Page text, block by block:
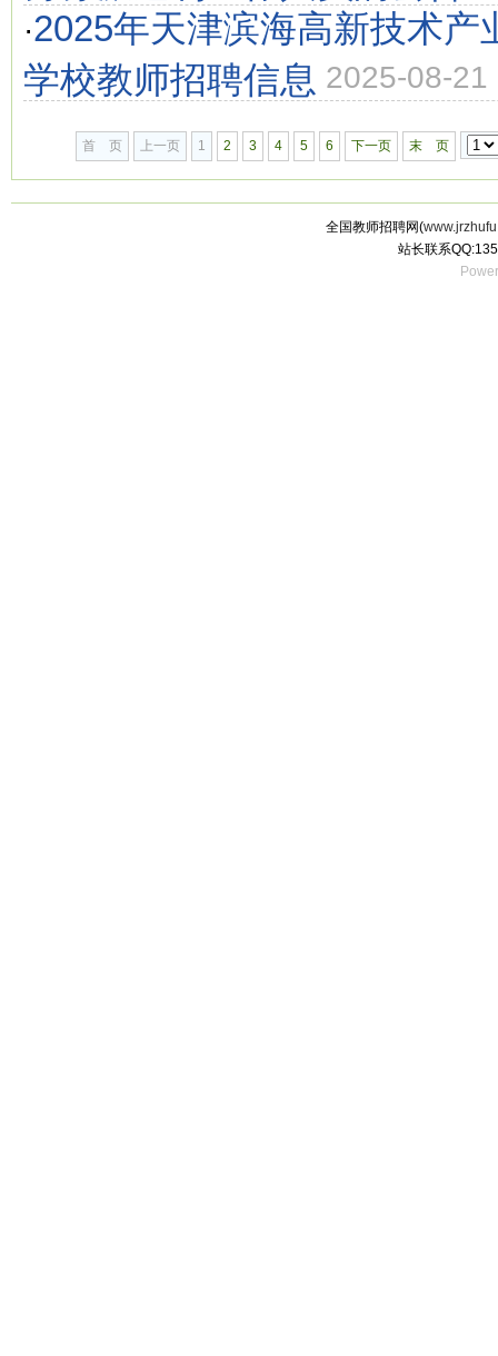
·2025年天津滨海高新技术产
学校教师招聘信息 2025-08-21
首 页 上一页 1 2 3 4 5 6 下一页 末 页
全国教师招聘网(
站长联系